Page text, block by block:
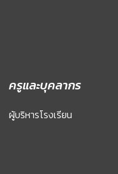
ครูและบุคลากร
ผู้บริหารโรงเรียน